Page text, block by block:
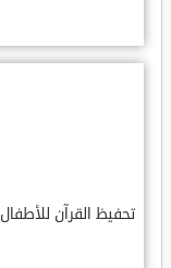
تحفيظ القرآن للأطفال